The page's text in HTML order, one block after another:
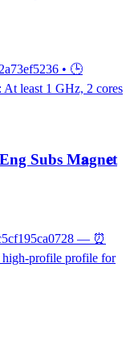
• 🕒
least 1 GHz, 2 cores
Subs M𝐚gn𝐞t
— ⏰
profile profile for